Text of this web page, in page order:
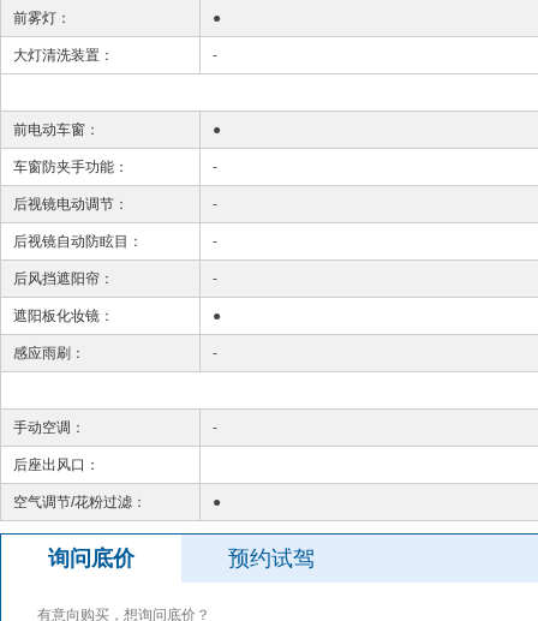
前雾灯： ●
大灯清洗装置： -
前电动车窗： ●
车窗防夹手功能： -
后视镜电动调节： -
后视镜自动防眩目： -
后风挡遮阳帘： -
遮阳板化妆镜： ●
感应雨刷： -
手动空调： -
后座出风口：
空气调节/花粉过滤： ●